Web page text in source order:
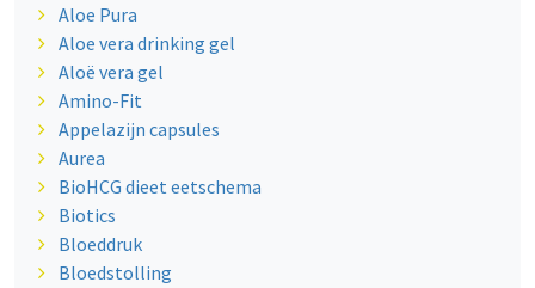
Aloe Pura
Aloe vera drinking gel
Aloë vera gel
Amino-Fit
Appelazijn capsules
Aurea
BioHCG dieet eetschema
Biotics
Bloeddruk
Bloedstolling